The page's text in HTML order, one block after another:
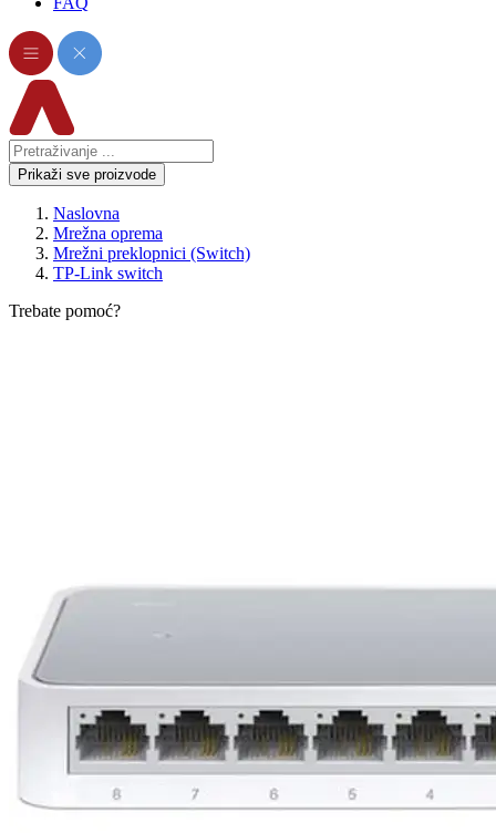
Prikaži sve proizvode
Naslovna
Mrežna oprema
Mrežni preklopnici (Switch)
TP-Link switch
Trebate pomoć?